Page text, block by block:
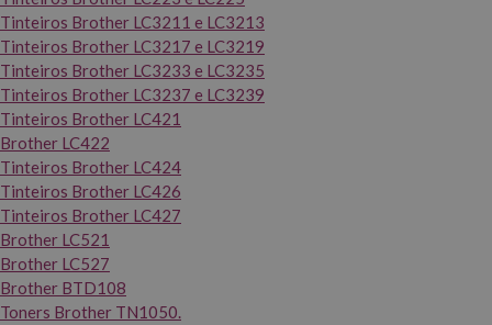
Tinteiros Brother LC3211 e LC3213
Tinteiros Brother LC3217 e LC3219
Tinteiros Brother LC3233 e LC3235
Tinteiros Brother LC3237 e LC3239
Tinteiros Brother LC421
Brother LC422
Tinteiros Brother LC424
Tinteiros Brother LC426
Tinteiros Brother LC427
Brother LC521
Brother LC527
Brother BTD108
Toners Brother TN1050.